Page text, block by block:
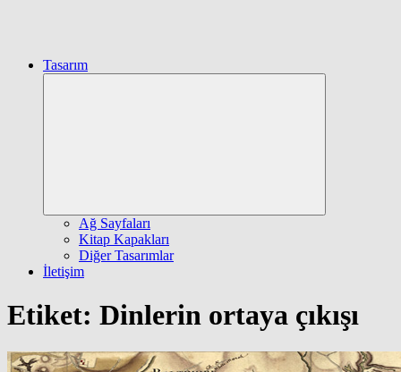
Tasarım
Ağ Sayfaları
Kitap Kapakları
Diğer Tasarımlar
İletişim
Etiket: Dinlerin ortaya çıkışı